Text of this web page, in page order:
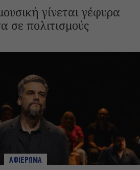
γίνεται γέφυρα
σε πολιτισμούς
ΑΦΙΕΡΩΜΑ